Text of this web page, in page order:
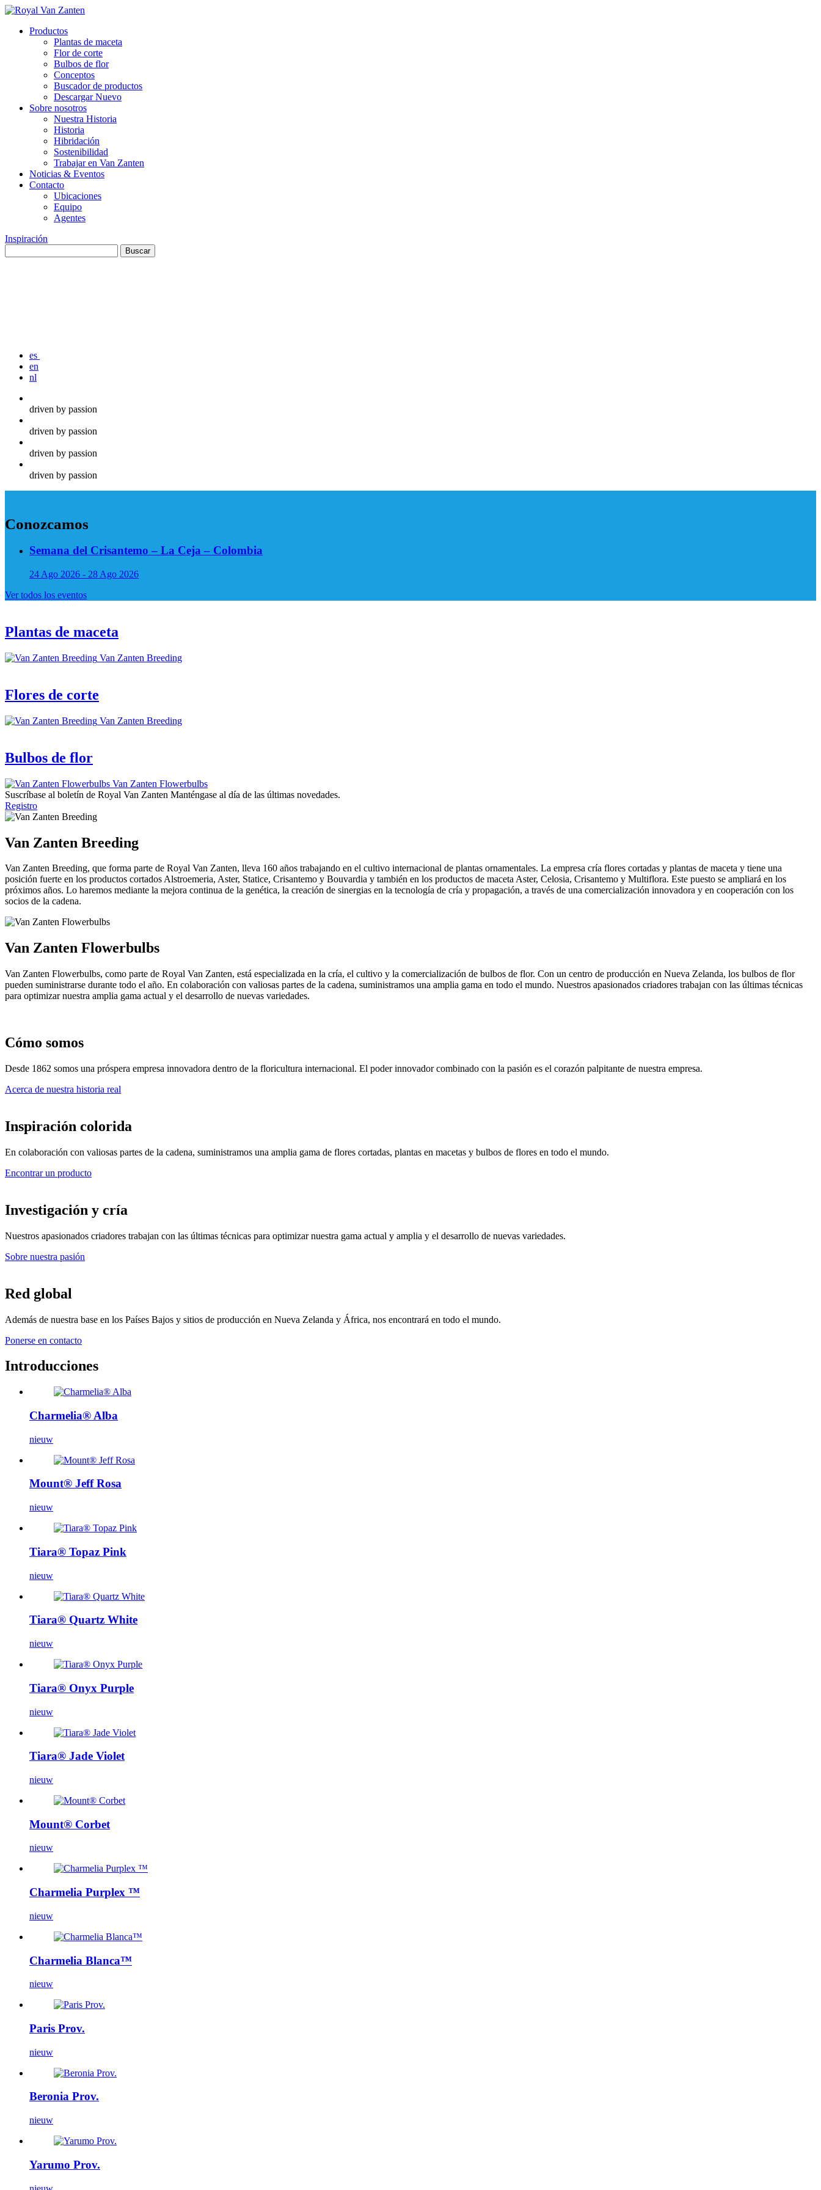
Productos
Plantas de maceta
Flor de corte
Bulbos de flor
Conceptos
Buscador de productos
Descargar Nuevo
Sobre nosotros
Nuestra Historia
Historia
Hibridación
Sostenibilidad
Trabajar en Van Zanten
Noticias & Eventos
Contacto
Ubicaciones
Equipo
Agentes
Inspiración
es
en
nl
driven by passion
driven by passion
driven by passion
driven by passion
Conozcamos
Semana del Crisantemo – La Ceja – Colombia
24 Ago 2026 - 28 Ago 2026
Ver todos los eventos
Plantas de maceta
Van Zanten Breeding
Flores de corte
Van Zanten Breeding
Bulbos de flor
Van Zanten Flowerbulbs
Suscríbase al boletín de Royal Van Zanten Manténgase al día de las últimas novedades.
Registro
Van Zanten Breeding
Van Zanten Breeding, que forma parte de Royal Van Zanten, lleva 160 años trabajando en el cultivo internacional de plantas ornamentales. La empresa cría flores cortadas y plantas de maceta y tiene una
posición fuerte en los productos cortados Alstroemeria, Aster, Statice, Crisantemo y Bouvardia y también en los productos de maceta Aster, Celosia, Crisantemo y Multiflora. Este puesto se ampliará en los
próximos años. Lo haremos mediante la mejora continua de la genética, la creación de sinergias en la tecnología de cría y propagación, a través de una comercialización innovadora y en cooperación con los
socios de la cadena.
Van Zanten Flowerbulbs
Van Zanten Flowerbulbs, como parte de Royal Van Zanten, está especializada en la cría, el cultivo y la comercialización de bulbos de flor. Con un centro de producción en Nueva Zelanda, los bulbos de flor
pueden suministrarse durante todo el año. En colaboración con valiosas partes de la cadena, suministramos una amplia gama en todo el mundo. Nuestros apasionados criadores trabajan con las últimas técnicas
para optimizar nuestra amplia gama actual y el desarrollo de nuevas variedades.
Cómo somos
Desde 1862 somos una próspera empresa innovadora dentro de la floricultura internacional. El poder innovador combinado con la pasión es el corazón palpitante de nuestra empresa.
Acerca de nuestra historia real
Inspiración colorida
En colaboración con valiosas partes de la cadena, suministramos una amplia gama de flores cortadas, plantas en macetas y bulbos de flores en todo el mundo.
Encontrar un producto
Investigación y cría
Nuestros apasionados criadores trabajan con las últimas técnicas para optimizar nuestra gama actual y amplia y el desarrollo de nuevas variedades.
Sobre nuestra pasión
Red global
Además de nuestra base en los Países Bajos y sitios de producción en Nueva Zelanda y África, nos encontrará en todo el mundo.
Ponerse en contacto
Introducciones
Charmelia® Alba
nieuw
Mount® Jeff Rosa
nieuw
Tiara® Topaz Pink
nieuw
Tiara® Quartz White
nieuw
Tiara® Onyx Purple
nieuw
Tiara® Jade Violet
nieuw
Mount® Corbet
nieuw
Charmelia Purplex ™
nieuw
Charmelia Blanca™
nieuw
Paris Prov.
nieuw
Beronia Prov.
nieuw
Yarumo Prov.